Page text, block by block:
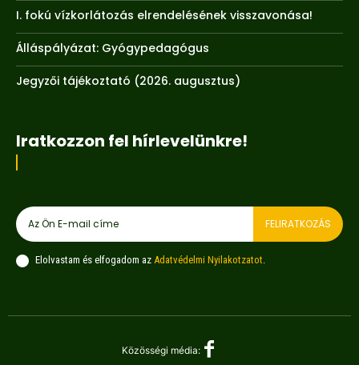
I. fokú vízkorlátozás elrendelésének visszavonása!
Álláspályázat: Gyógypedagógus
Jegyzői tájékoztató (2026. augusztus)
Iratkozzon fel hírlevelünkre!
FELIRATKOZÁS
Elolvastam és elfogadom az Adatvédelmi Nyilakotzatot.